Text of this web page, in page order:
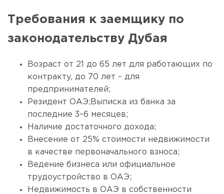
Требования к заемщику по
законодательству Дубая
Возраст от 21 до 65 лет для работающих по
контракту, до 70 лет – для
предпринимателей;
Резидент ОАЭ;Выписка из банка за
последние 3–6 месяцев;
Наличие достаточного дохода;
Внесение от 25% стоимости недвижимости
в качестве первоначального взноса;
Ведение бизнеса или официальное
трудоустройство в ОАЭ;
Недвижимость в ОАЭ в собственности